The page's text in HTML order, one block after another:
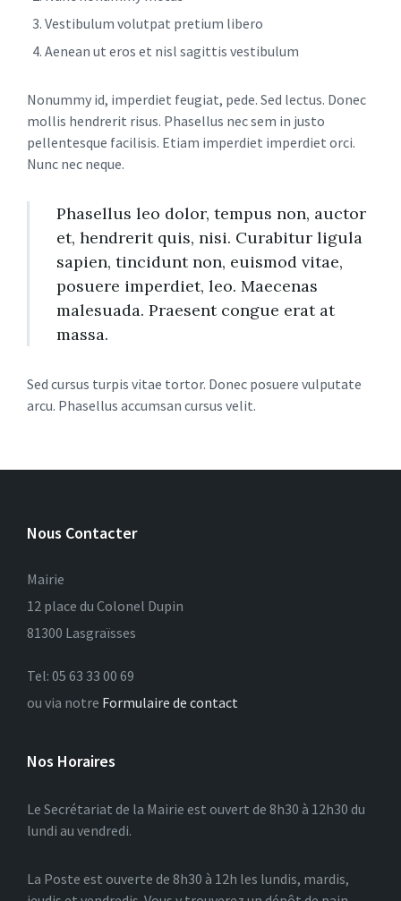
Vestibulum volutpat pretium libero
Aenean ut eros et nisl sagittis vestibulum
Nonummy id, imperdiet feugiat, pede. Sed lectus. Donec
mollis hendrerit risus. Phasellus nec sem in justo
pellentesque facilisis. Etiam imperdiet imperdiet orci.
Nunc nec neque.
Phasellus leo dolor, tempus non, auctor
et, hendrerit quis, nisi. Curabitur ligula
sapien, tincidunt non, euismod vitae,
posuere imperdiet, leo. Maecenas
malesuada. Praesent congue erat at
massa.
Sed cursus turpis vitae tortor. Donec posuere vulputate
arcu. Phasellus accumsan cursus velit.
Nous Contacter
Mairie
12 place du Colonel Dupin
81300 Lasgraïsses
Tel: 05 63 33 00 69
ou via notre Formulaire de contact
Nos Horaires
Le Secrétariat de la Mairie est ouvert de 8h30 à 12h30 du
lundi au vendredi.
La Poste est ouverte de 8h30 à 12h les lundis, mardis,